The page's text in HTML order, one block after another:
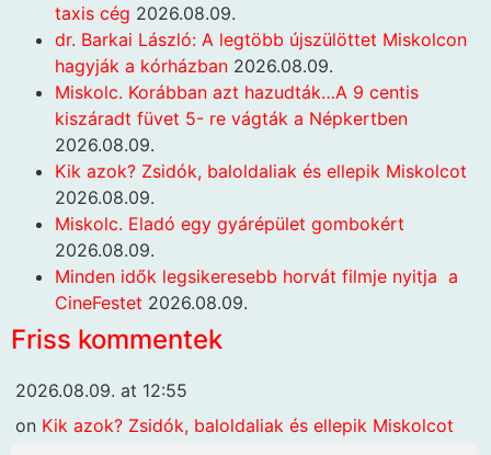
taxis cég 2026.08.09.
dr. Barkai László: A legtöbb újszülöttet Miskolcon
hagyják a kórházban 2026.08.09.
Miskolc. Korábban azt hazudták…A 9 centis
kiszáradt füvet 5- re vágták a Népkertben
2026.08.09.
Kik azok? Zsidók, baloldaliak és ellepik Miskolcot
2026.08.09.
Miskolc. Eladó egy gyárépület gombokért
2026.08.09.
Minden idők legsikeresebb horvát filmje nyitja a
CineFestet 2026.08.09.
Friss kommentek
2026.08.09. at 12:55
on Kik azok? Zsidók, baloldaliak és ellepik Miskolcot